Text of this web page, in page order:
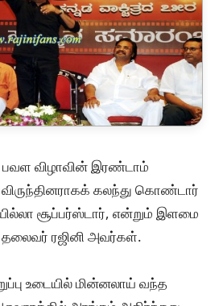
பவள விழாவின் இரண்டாம்
விருந்தினராகக் கலந்து கொண்டார்
சூப்பர்ஸ்டார், என்றும் இளமை
தலைவர் ரஜினி அவர்கள்.
உடையில் மின்னலாய் வந்த